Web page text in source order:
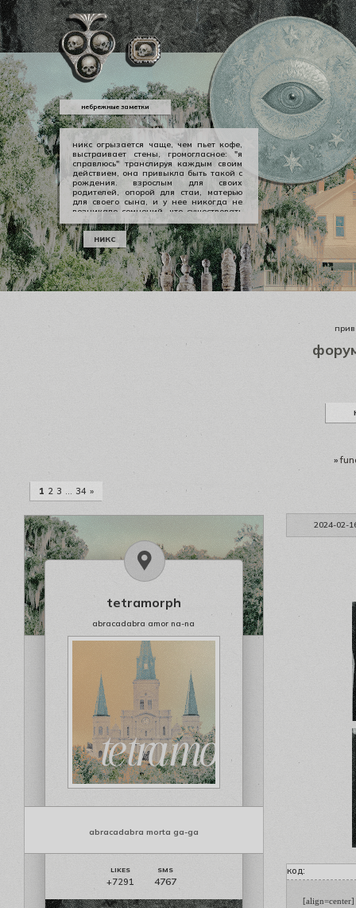
никс огрызается чаще, чем пьет кофе,
выстраивает стены, громогласное: "я
справлюсь" транслируя каждым своим
действием, она привыкла быть такой с
рождения. взрослым для своих
родителей, опорой для стаи, матерью
для своего сына, и у нее никогда не
возникало сомнений, что существовать
можно в принципе своем как-то иначе.
у никс опора — она сама, даже если
уже давно изломанная, совершенно
ненадежная, но помощи она просит
тогда, когда не остается уже выбора.
никс
небрежные заметки
»
1 2 3 … 34 »
2024-02-
tetramorph
abracadabra amor na-na
abracadabra morta ga-ga
+7291 4767
код:
[align=center]